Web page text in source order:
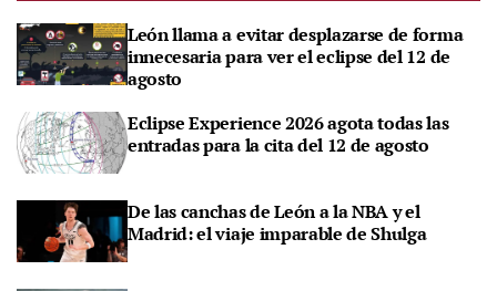
León llama a evitar desplazarse de forma
innecesaria para ver el eclipse del 12 de
agosto
Eclipse Experience 2026 agota todas las
entradas para la cita del 12 de agosto
De las canchas de León a la NBA y el
Madrid: el viaje imparable de Shulga